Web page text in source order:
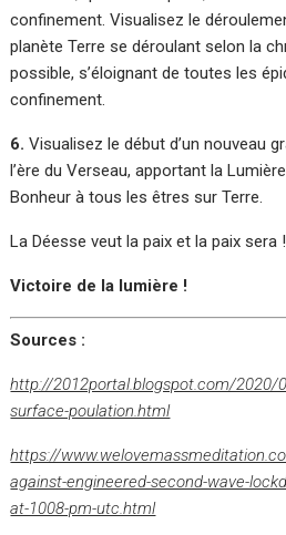
confinement. Visualisez le
planète Terre se déroulant selon la
possible, s’éloignant de toutes les
confinement.
6. Visualisez le début d’un nouveau
l’ère du Verseau, apportant la
Bonheur à tous les êtres sur Terre.
La Déesse veut la paix et la paix sera !
Victoire de la lumière !
Sources :
http://2012portal.blogspot.com/2020/
surface-poulation.html
https://
against-engineered-second-wave-
at-1008-pm-utc.html